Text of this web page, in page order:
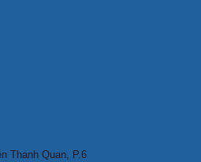
Thanh Quan, P.6